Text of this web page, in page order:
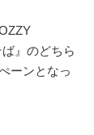
』のどちら
ーンとなっ